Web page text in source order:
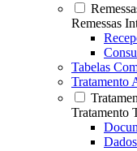
Remessas
Tabelas
Tratamento
Tratamento